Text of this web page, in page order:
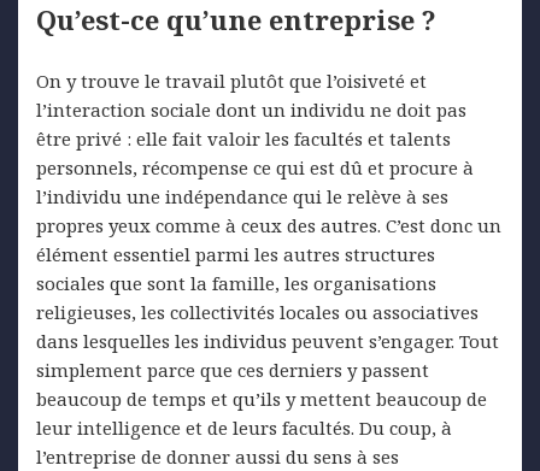
Qu’est-ce qu’une entreprise ?
On y trouve le travail plutôt que l’oisiveté et
l’interaction sociale dont un individu ne doit pas
être privé : elle fait valoir les facultés et talents
personnels, récompense ce qui est dû et procure à
l’individu une indépendance qui le relève à ses
propres yeux comme à ceux des autres. C’est donc un
élément essentiel parmi les autres structures
sociales que sont la famille, les organisations
religieuses, les collectivités locales ou associatives
dans lesquelles les individus peuvent s’engager. Tout
simplement parce que ces derniers y passent
beaucoup de temps et qu’ils y mettent beaucoup de
leur intelligence et de leurs facultés. Du coup, à
l’entreprise de donner aussi du sens à ses